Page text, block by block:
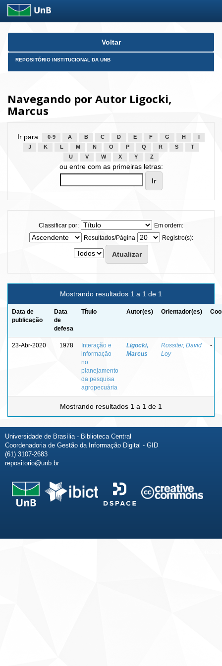
Skip
Voltar
REPOSITÓRIO INSTITUCIONAL DA UNB
Navegando por Autor Ligocki,
Marcus
Ir para: 0-9 A B C D E F G H
J
K L M N O P Q R S
T
U
V W X Y Z
ou entre com as primeiras letras:
Classificar por:
Em ordem:
Resultados/Página
Registro(s):
Mostrando resultados 1 a 1 de 1
Data de
publicação
Data
de
defesa
Título Autor(es) Orientador(es)
23-Abr-2020 1978
Interação e
informação
no
planejamento
da pesquisa
agropecuária
Ligocki,
Marcus
Rossiter, David
Loy
-
Mostrando resultados 1 a 1 de 1
Universidade de Brasília - Biblioteca Central
Coordenadoria de Gestão da Informação Digital - GID
(61) 3107-2683
repositorio@unb.br